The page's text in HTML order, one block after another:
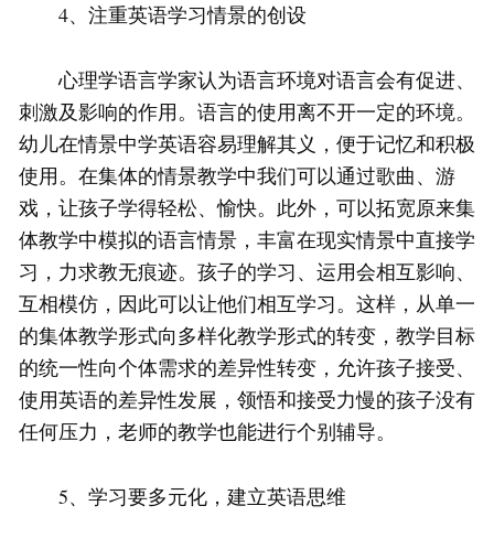
4、注重英语学习情景的创设
心理学语言学家认为语言环境对语言会有促进、
刺激及影响的作用。语言的使用离不开一定的环境。
幼儿在情景中学英语容易理解其义，便于记忆和积极
使用。在集体的情景教学中我们可以通过歌曲、游
戏，让孩子学得轻松、愉快。此外，可以拓宽原来集
体教学中模拟的语言情景，丰富在现实情景中直接学
习，力求教无痕迹。孩子的学习、运用会相互影响、
互相模仿，因此可以让他们相互学习。这样，从单一
的集体教学形式向多样化教学形式的转变，教学目标
的统一性向个体需求的差异性转变，允许孩子接受、
使用英语的差异性发展，领悟和接受力慢的孩子没有
任何压力，老师的教学也能进行个别辅导。
5、学习要多元化，建立英语思维